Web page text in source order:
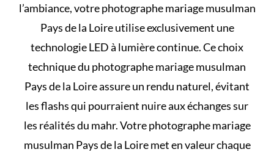
l’ambiance, votre photographe mariage musulman
Pays de la Loire utilise exclusivement une
technologie LED à lumière continue. Ce choix
technique du photographe mariage musulman
Pays de la Loire assure un rendu naturel, évitant
les flashs qui pourraient nuire aux échanges sur
les réalités du mahr. Votre photographe mariage
musulman Pays de la Loire met en valeur chaque